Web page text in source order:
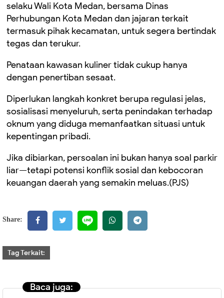
selaku Wali Kota Medan, bersama Dinas
Perhubungan Kota Medan dan jajaran terkait
termasuk pihak kecamatan, untuk segera bertindak
tegas dan terukur.
Penataan kawasan kuliner tidak cukup hanya
dengan penertiban sesaat.
Diperlukan langkah konkret berupa regulasi jelas,
sosialisasi menyeluruh, serta penindakan terhadap
oknum yang diduga memanfaatkan situasi untuk
kepentingan pribadi.
Jika dibiarkan, persoalan ini bukan hanya soal parkir
liar—tetapi potensi konflik sosial dan kebocoran
keuangan daerah yang semakin meluas.(PJS)
Share:
Tag Terkait:
Baca juga: